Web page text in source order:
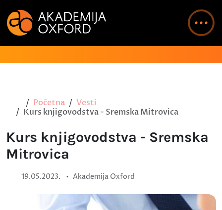
Početna
Vesti
Kurs knjigovodstva - Sremska Mitrovica
Kurs knjigovodstva - Sremska
Mitrovica
19.05.2023. • Akademija Oxford